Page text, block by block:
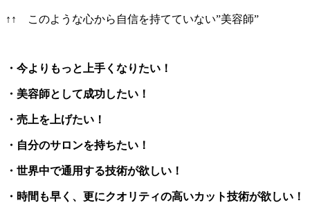
↑↑ このような心から自信を持てていない”美容師”
・今よりもっと上手くなりたい！
・美容師として成功したい！
・売上を上げたい！
・自分のサロンを持ちたい！
・世界中で通用する技術が欲しい！
・時間も早く、更にクオリティの高いカット技術が欲しい！